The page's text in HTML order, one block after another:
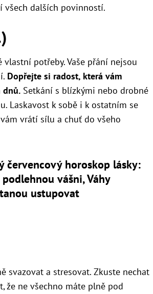
všech dalších povinností.
potřeby. Vaše přání nejsou
Dopřejte si radost, která vám
dnů. Setkání s blízkými nebo drobné
Laskavost k sobě i k ostatním se
vrátí sílu a chuť do všeho
červencový horoskop lásky:
vášni, Váhy
ustupovat
svazovat a stresovat. Zkuste nechat
že ne všechno máte plně pod